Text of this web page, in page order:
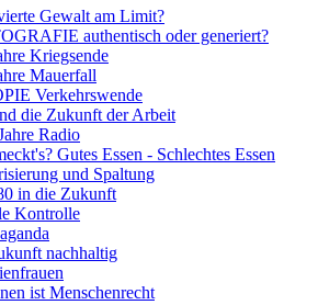
Gewalt am Limit?
authentisch oder generiert?
Kriegsende
Mauerfall
Verkehrswende
die Zukunft der Arbeit
Radio
Gutes Essen - Schlechtes Essen
und Spaltung
in die Zukunft
Kontrolle
nachhaltig
ist Menschenrecht